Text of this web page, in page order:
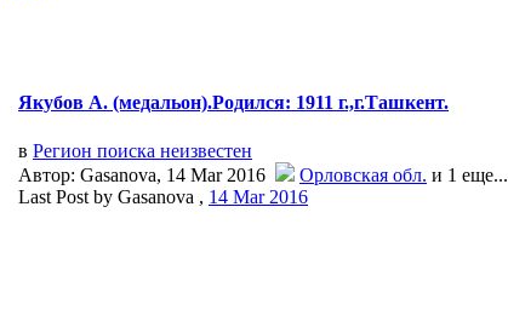
Якубов А. (медальон).Родился: 1911 г.,г.Ташкент.
в Регион поиска неизвестен
Автор: Gasanova, 14 Mar 2016
Орловская обл. и 1 еще...
Last Post by Gasanova , 14 Mar 2016